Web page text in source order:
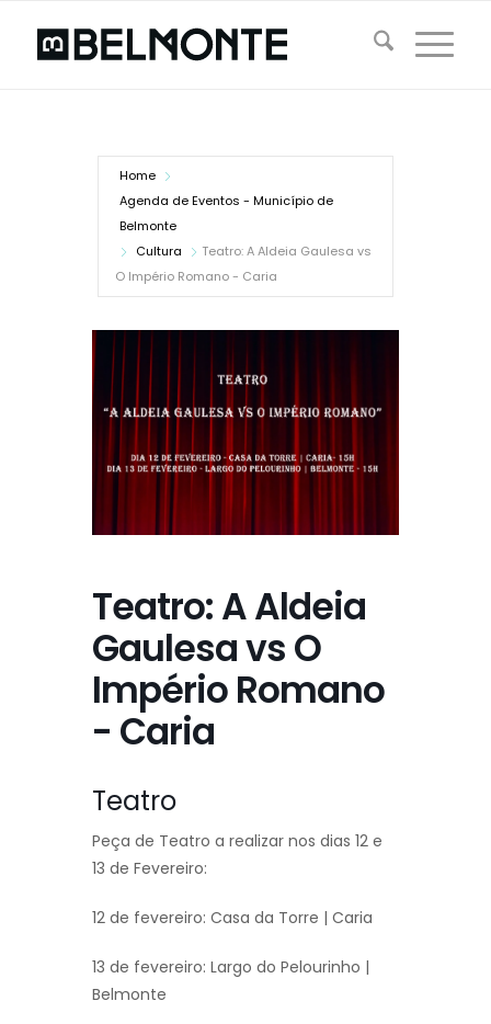
Home
Agenda de Eventos - Município de
Belmonte
Cultura
Teatro: A Aldeia Gaulesa vs
O Império Romano - Caria
Teatro: A Aldeia
Gaulesa vs O
Império Romano
- Caria
Teatro
Peça de Teatro a realizar nos dias 12 e
13 de Fevereiro:
12 de fevereiro: Casa da Torre | Caria
13 de fevereiro: Largo do Pelourinho |
Belmonte